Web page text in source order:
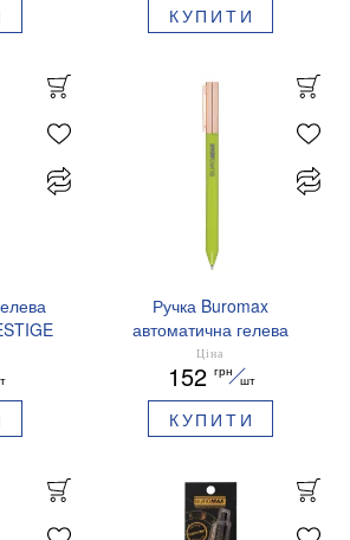
КУПИТИ
Ручка Buromax
автоматична гелева
PRESTIGE GOLD 0,5 мм
сині чорнила BM.83101
Ціна
152 грн
шт
КУПИТИ